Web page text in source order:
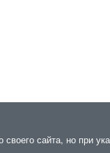
сайта, но при